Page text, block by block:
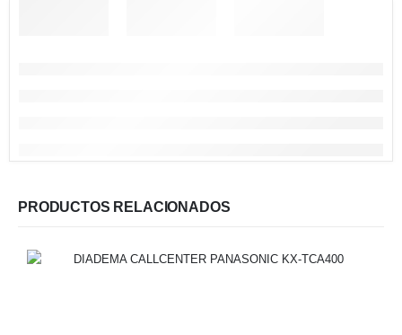
PRODUCTOS RELACIONADOS